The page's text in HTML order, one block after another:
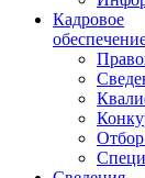
Кадровое